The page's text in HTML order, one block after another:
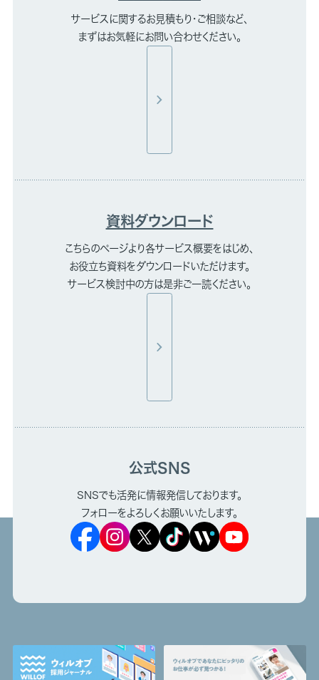
サービスに関するお見積もり・ご相談など、
まずはお気軽にお問い合わせください。
資料ダウンロード
こちらのページより各サービス概要をはじめ、
お役立ち資料をダウンロードいただけます。
サービス検討中の方は是非ご一読ください。
公式SNS
SNSでも活発に情報発信しております。
フォローをよろしくお願いいたします。